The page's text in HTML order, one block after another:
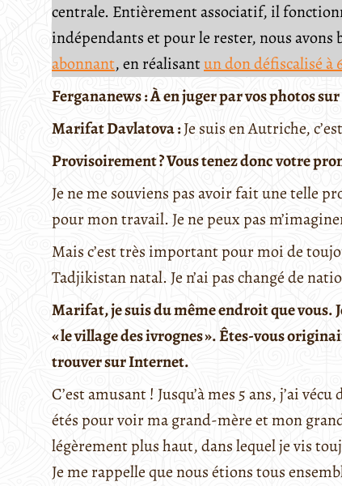
centrale. Entièrement associatif, il
indépendants et pour le rester, nous avons
abonnant, en réalisantun don défiscalisé à
Fergananews : À en juger par vos photos
MarifatDavlatova:Je suis en Autriche,
Provisoirement ? Vous tenez donc votre
Je ne me souviens pas avoir fait une telle
pour mon travail. Je ne peux pas
Mais c’est très important pour moi de
Tadjikistan natal. Je n’ai pas changé de
Marifat, je suis du même endroit que vous.
« le village des ivrognes ». Êtes-vous
trouver sur Internet.
C’est amusant ! Jusqu’à mes 5 ans, j’ai
étés pour voir ma grand-mère et mon
légèrement plus haut, dans lequel je vis
Je me rappelle que nous étions tous